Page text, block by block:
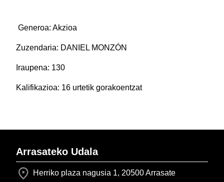
Generoa: Akzioa
Zuzendaria: DANIEL MONZÓN
Iraupena: 130
Kalifikazioa: 16 urtetik gorakoentzat
Arrasateko Udala
Herriko plaza nagusia 1, 20500 Arrasate